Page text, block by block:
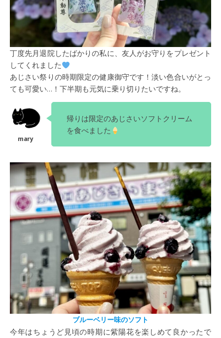
丁度先月退院したばかりの私に、友人がお守りをプレゼント
してくれました
あじさい祭りの時期限定の健康御守です！淡い色合いがとっ
ても可愛い…！下半期も元気に乗り切りたいですね。
帰りは限定のあじさいソフトクリーム
を食べました
ブルーベリー味のソフト
今年はちょうど見頃の時期に紫陽花を楽しめて良かったで